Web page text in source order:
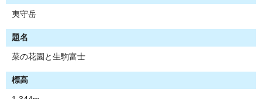
夷守岳
題名
菜の花園と生駒富士
標高